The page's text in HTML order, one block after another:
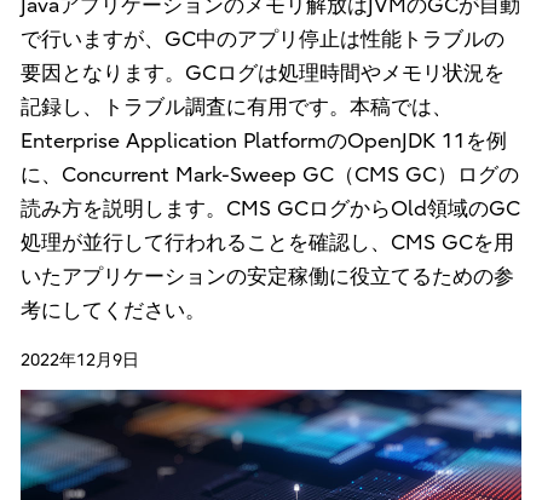
Javaアプリケーションのメモリ解放はJVMのGCが自動
で行いますが、GC中のアプリ停止は性能トラブルの
要因となります。GCログは処理時間やメモリ状況を
記録し、トラブル調査に有用です。本稿では、
Enterprise Application PlatformのOpenJDK 11を例
に、Concurrent Mark-Sweep GC（CMS GC）ログの
読み方を説明します。CMS GCログからOld領域のGC
処理が並行して行われることを確認し、CMS GCを用
いたアプリケーションの安定稼働に役立てるための参
考にしてください。
2022年12月9日